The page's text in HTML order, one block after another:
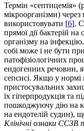
Термін «септицемія»
мікроорганізми) через
використовувати [6].
прямої дії бактерій на
організму на
собі може і не бути
патофізіологічних
ендогенних речовин,
сепсисі. Якщо у
пристосувальних
їх гіперпродукція та
пошкоджуючу дію на
на ендотелій судин),
Клінічні ознаки